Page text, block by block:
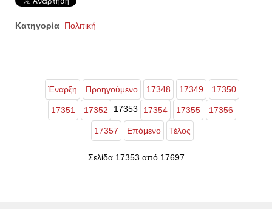
Κατηγορία Πολιτική
Έναρξη Προηγούμενο 17348 17349 17350
17351 17352 17353 17354 17355 17356
17357 Επόμενο Τέλος
Σελίδα 17353 από 17697